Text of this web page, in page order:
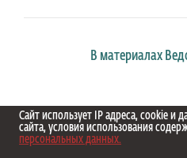
В материалах
Сайт использует IP адреса, cookie и
сайта, условия использования
персональных данных.